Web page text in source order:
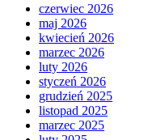
czerwiec 2026
maj 2026
kwiecień 2026
marzec 2026
luty 2026
styczeń 2026
grudzień 2025
listopad 2025
marzec 2025